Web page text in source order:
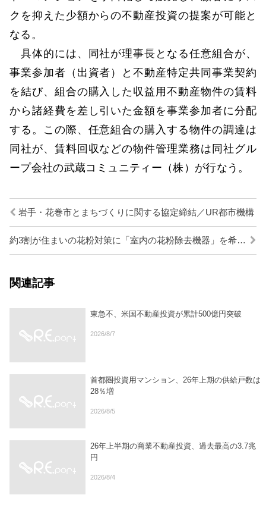
クを抑えた少額からの不動産投資の提案が可能と
なる。
具体的には、同社が理事長となる任意組合が、
事業参加者（出資者）と不動産特定共同事業契約
を結び、組合の購入した収益用不動産物件の賃料
から諸経費を差し引いた金額を事業参加者に分配
する。この際、任意組合の購入する物件の調達は
同社が、賃料回収などの物件管理業務は同社グル
ープ会社の武蔵コミュニティー（株）が行なう。
岩手・花巻市とまちづくりに関する協定締結／UR都市機構
約3割が住まいの花粉対策に「室内の花粉除去機器」を希望／LIXIL住宅研究所
関連記事
東急不、米国不動産投資が累計500億円突破
2026/8/7
首都圏投資用マンション、26年上期の供給戸数は
28％増
2026/8/5
26年上半期の商業不動産投資、過去最高の3.7兆
円
2026/8/4